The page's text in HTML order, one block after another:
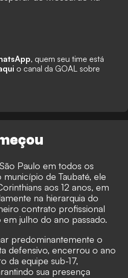
, quem seu time está
o canal da GOAL sobre
Paulo em todos os
de Taubaté, ele
aos 12 anos, em
na hierarquia do
contrato profissional
julho do ano passado.
predominantemente o
defensivo, encerrou o ano
da equipe sub-17,
sua presença